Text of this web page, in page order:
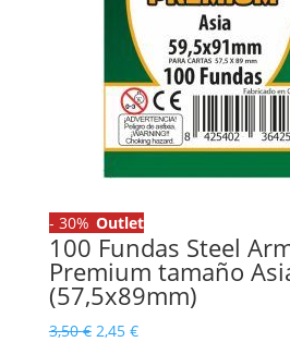
- 30% Outlet
100 Fundas Steel
Premium tamaño
(57,5x89mm)
3,50€ El
2,45 €El